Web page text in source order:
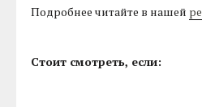
Подробнее читайте в нашей
Стоит смотреть, если: